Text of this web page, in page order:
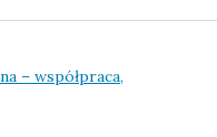
– współpraca,